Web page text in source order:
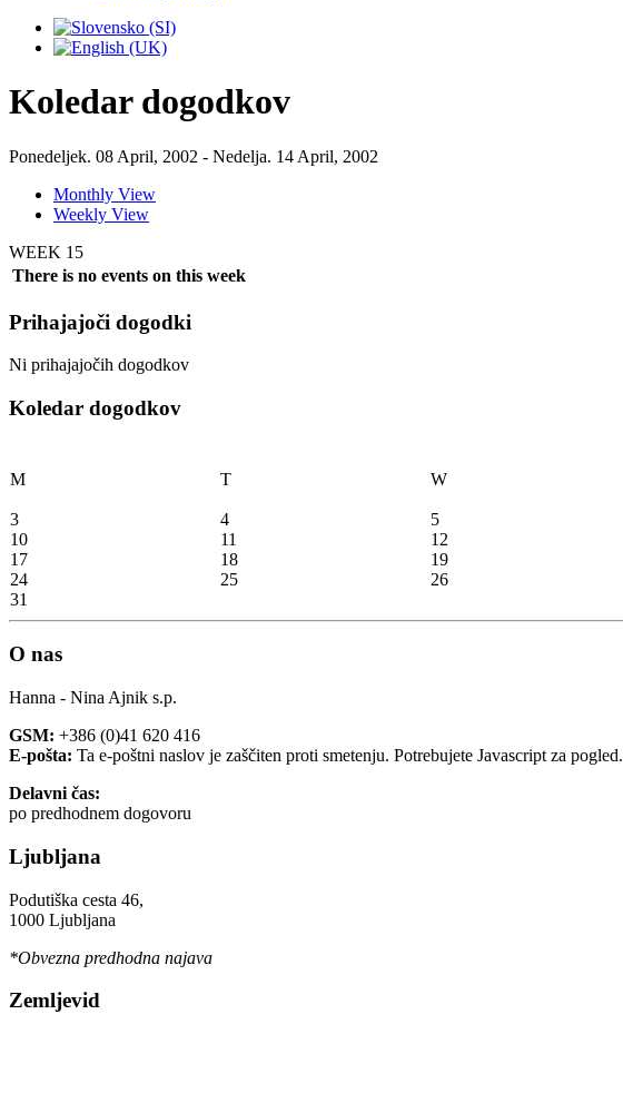
Koledar dogodkov
Ponedeljek. 08 April, 2002 - Nedelja. 14 April, 2002
Monthly View
Weekly View
WEEK 15
There is no events on this week
Prihajajoči dogodki
Ni prihajajočih dogodkov
Koledar dogodkov
M
T W
3
4 5
10
11 12
17
18 19
24
25 26
31
O nas
Hanna - Nina Ajnik s.p.
GSM: +386 (0)41 620 416
E-pošta: Ta e-poštni naslov je zaščiten proti smetenju. Potrebujete Javascript za pogled.
Delavni čas:
po predhodnem dogovoru
Ljubljana
Podutiška cesta 46,
1000 Ljubljana
*Obvezna predhodna najava
Zemljevid